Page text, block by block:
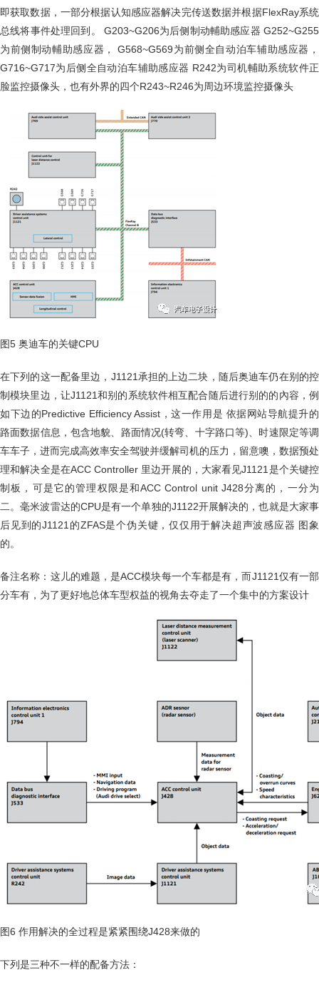
即获取数据，一部分根据认知感应器解决完传送数据并根据FlexRay系统
总线将事件处理回到。 G203~G206为后侧制动輔助感应器 G252~G255
为前侧制动輔助感应器， G568~G569为前侧全自动泊车辅助感应器，
G716~G717为后侧全自动泊车辅助感应器 R242为司机輔助系统软件正
脸监控摄像头，也有外界的四个R243~R246为周边环境监控摄像头
图5 奥迪车的关键CPU
在下列的这一配备里边，J1121承担的上边二块，随后奥迪车仍在别的控
制模块里边，让J1121和别的系统软件相互配合随后进行别的的內容，例
如下边的Predictive Efficiency Assist，这一作用是 依据网站导航提升的
路面数据信息，包含地貌、路面情况(转弯、十字路口等)、时速限定等调
车车子，进而完成高效率安全驾驶并缓解司机的压力，留意噢，数据预处
理和解决全是在ACC Controller 里边开展的，大家看见J1121是个关键控
制板，可是它的管理权限是和ACC Control unit J428分离的，一分为
二。毫米波雷达的CPU是有一个单独的J1122开展解决的，也就是大家事
后见到的J1121的ZFAS是个伪关键，仅仅用于解决超声波感应器 图象
的。
备注名称：这儿的难题，是ACC模块每一个车都是有，而J1121仅有一部
分车有，为了更好地总体车型权益的视角去夺走了一个集中的方案设计
图6 作用解决的全过程是紧紧围绕J428来做的
下列是三种不一样的配备方法：